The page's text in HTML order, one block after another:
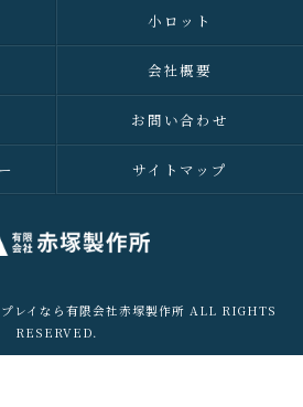
小ロット
会社概要
お問い合わせ
サイトマップ
レイなら有限会社赤塚製作所 ALL RIGHTS
RESERVED.